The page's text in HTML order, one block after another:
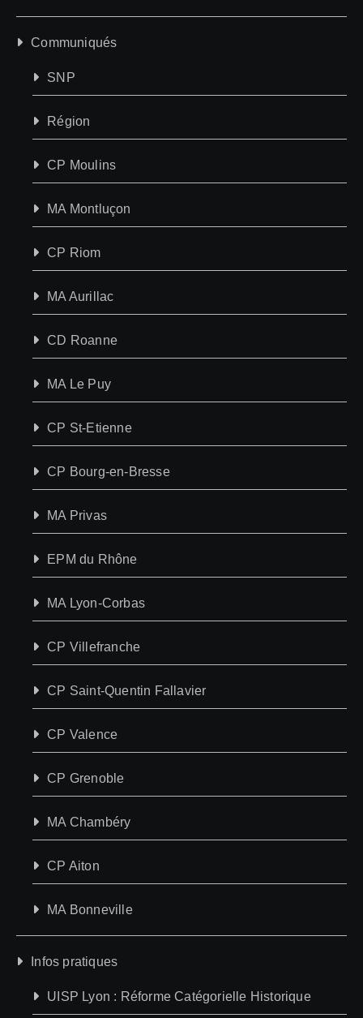
Communiqués
SNP
Région
CP Moulins
MA Montluçon
CP Riom
MA Aurillac
CD Roanne
MA Le Puy
CP St-Etienne
CP Bourg-en-Bresse
MA Privas
EPM du Rhône
MA Lyon-Corbas
CP Villefranche
CP Saint-Quentin Fallavier
CP Valence
CP Grenoble
MA Chambéry
CP Aiton
MA Bonneville
Infos pratiques
UISP Lyon : Réforme Catégorielle Historique